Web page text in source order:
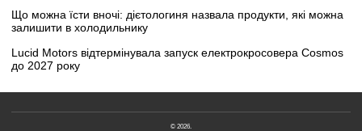
Що можна їсти вночі: дієтологиня назвала продукти, які можна
залишити в холодильнику
Lucid Motors відтермінувала запуск електрокросовера Cosmos
до 2027 року
© 2026.